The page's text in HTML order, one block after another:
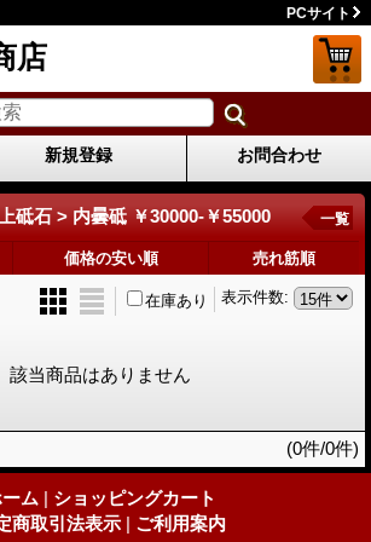
PCサイト
店
新規登録 お問合わせ
石 > 内曇砥 ￥30000-￥55000 一覧
価格の安い順 売れ筋順
表示件数:
在庫あり
該当商品はありません
(0件/0件)
ム | ショッピングカート
商取引法表示 | ご利用案内